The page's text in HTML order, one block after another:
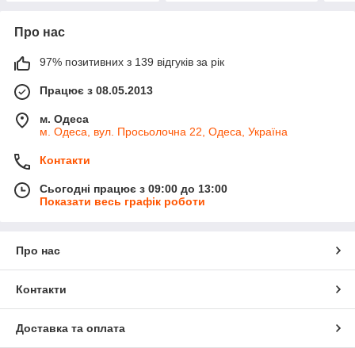
Про нас
97% позитивних з 139 відгуків за рік
Працює з 08.05.2013
м. Одеса
м. Одеса, вул. Просьолочна 22, Одеса, Україна
Контакти
Сьогодні працює з 09:00 до 13:00
Показати весь графік роботи
Про нас
Контакти
Доставка та оплата